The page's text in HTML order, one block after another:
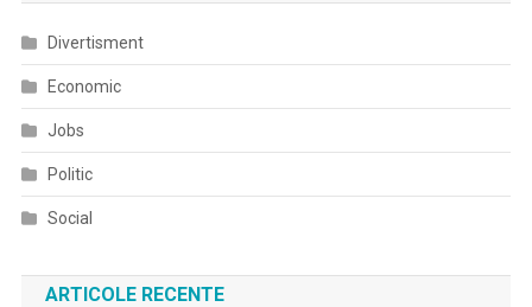
Divertisment
Economic
Jobs
Politic
Social
ARTICOLE RECENTE